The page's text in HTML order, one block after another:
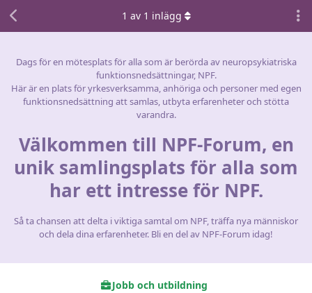
Dags för en mötesplats för alla som är berörda av neuropsykiatriska
funktionsnedsättningar, NPF.
Här är en plats för yrkesverksamma, anhöriga och personer med egen
funktionsnedsättning att samlas, utbyta erfarenheter och stötta
varandra.
Välkommen till NPF-Forum, en
unik samlingsplats för alla som
har ett intresse för NPF.
Så ta chansen att delta i viktiga samtal om NPF, träffa nya människor
och dela dina erfarenheter. Bli en del av NPF-Forum idag!
Jobb och utbildning
1 av 1 inlägg